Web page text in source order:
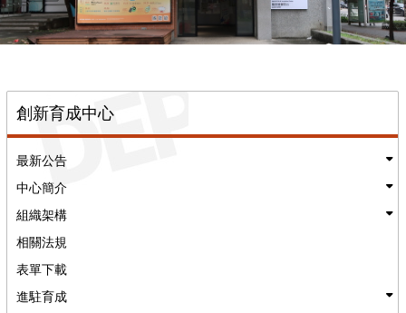
創新育成中心
最新公告
中心簡介
組織架構
相關法規
表單下載
進駐育成